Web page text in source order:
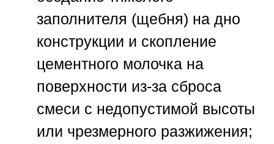
заполнителя (щебня) на дно
конструкции и скопление
цементного молочка на
поверхности из-за сброса
смеси с недопустимой высоты
или чрезмерного разжижения;